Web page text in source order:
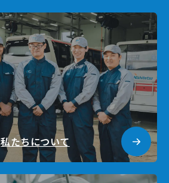
私たちについて